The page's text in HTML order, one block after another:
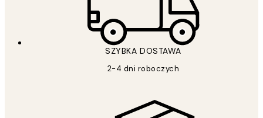
SZYBKA DOSTAWA
2-4 dni roboczych